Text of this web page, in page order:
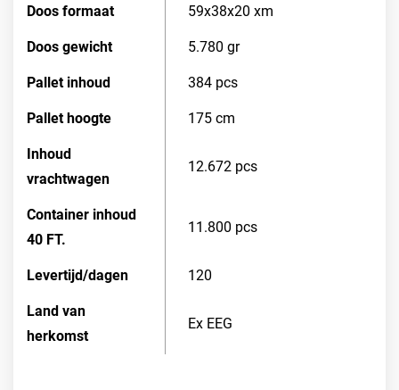
Doos formaat 59x38x20 xm
Doos gewicht 5.780 gr
Pallet inhoud 384 pcs
Pallet hoogte 175 cm
Inhoud
vrachtwagen
12.672 pcs
Container inhoud
40 FT.
11.800 pcs
Levertijd/dagen 120
Land van
herkomst
Ex EEG